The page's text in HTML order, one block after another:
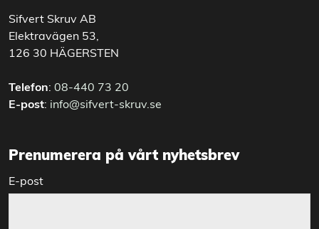
Sifvert Skruv AB
Elektravägen 53,
126 30 HÄGERSTEN
Telefon: 08-440 73 20
E-post: info@sifvert-skruv.se
Prenumerera på vårt nyhetsbrev
E-post